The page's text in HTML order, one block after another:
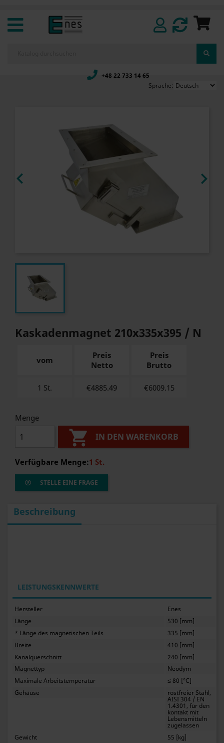
+48 22 733 14 65
Sprache:
 
Kaskadenmagnet 210x335x395 / N
vom
Preis
Netto
Preis
Brutto
1 St. €4885.49 €6009.15
Menge
 IN DEN WARENKORB
Verfügbare Menge:1 St.
STELLE EINE FRAGE
Beschreibung
LEISTUNGSKENNWERTE
Hersteller
Enes
Länge
530 [mm]
* Länge des magnetischen Teils
335 [mm]
Breite
410 [mm]
Kanalquerschnitt
240 [mm]
Magnettyp
Neodym
Maximale Arbeitstemperatur
≤ 80 [°C]
Gehäuse
rostfreier Stahl,
AISI 304 / EN
1.4301, für den
kontakt mit
Lebensmitteln
zugelassen
Gewicht
55 [kg]